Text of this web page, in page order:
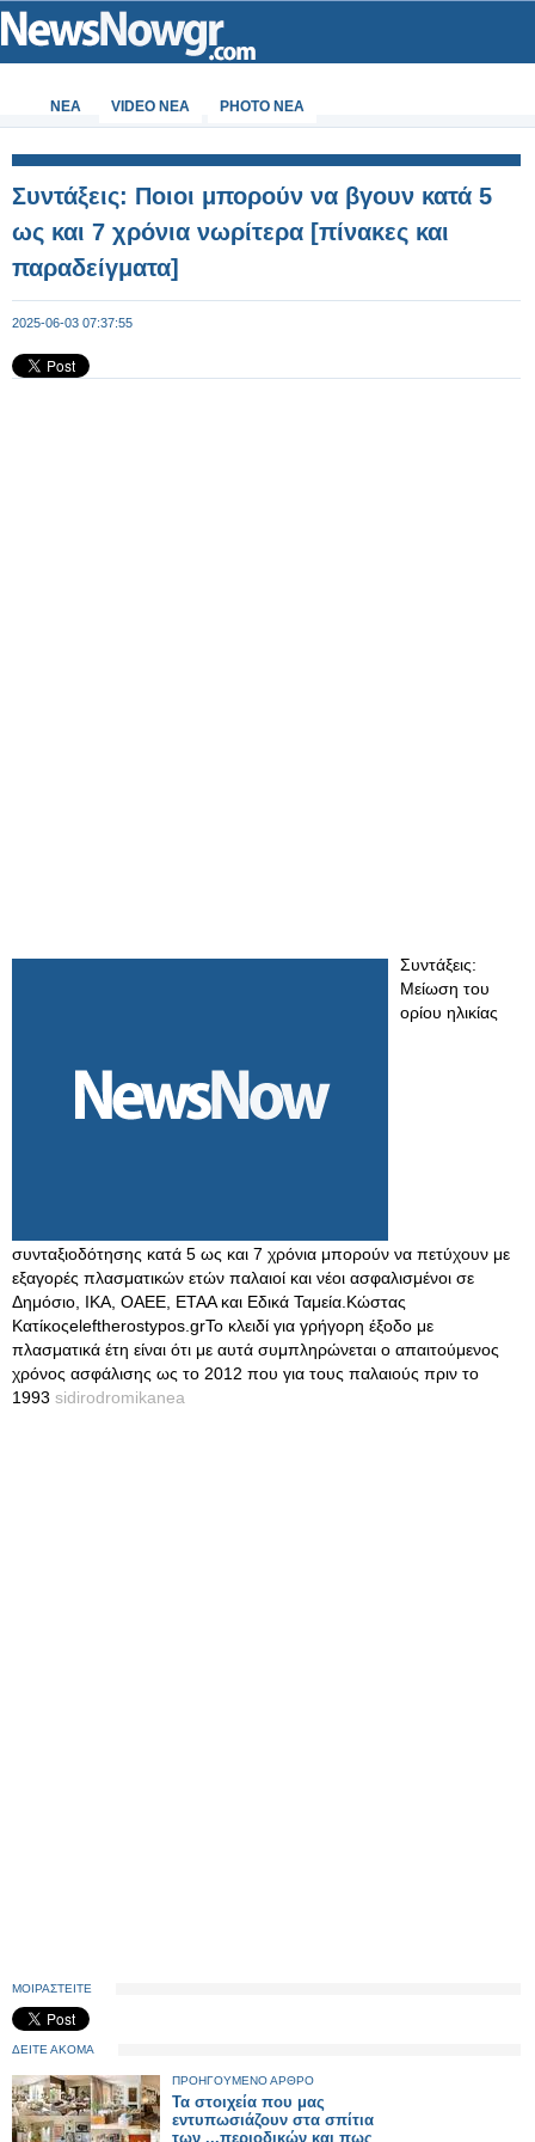
ΝΕΑ VIDEO NEA PHOTO NEA
Συντάξεις: Ποιοι μπορούν να βγουν κατά 5
ως και 7 χρόνια νωρίτερα [πίνακες και
παραδείγματα]
2025-06-03 07:37:55
Συντάξεις:
Μείωση του
ορίου ηλικίας
συνταξιοδότησης κατά 5 ως και 7 χρόνια μπορούν να πετύχουν με
εξαγορές πλασματικών ετών παλαιοί και νέοι ασφαλισμένοι σε
Δημόσιο, ΙΚΑ, ΟΑΕΕ, ΕΤΑΑ και Εδικά Ταμεία.Κώστας
Κατίκοςeleftherostypos.grΤο κλειδί για γρήγορη έξοδο με
πλασματικά έτη είναι ότι με αυτά συμπληρώνεται ο απαιτούμενος
χρόνος ασφάλισης ως το 2012 που για τους παλαιούς πριν το
1993 sidirodromikanea
ΜΟΙΡΑΣΤΕΙΤΕ
ΔΕΙΤΕ ΑΚΟΜΑ
ΠΡΟΗΓΟΥΜΕΝΟ ΑΡΘΡΟ
Τα στοιχεία που μας
εντυπωσιάζουν στα σπίτια
των ...περιοδικών και πως